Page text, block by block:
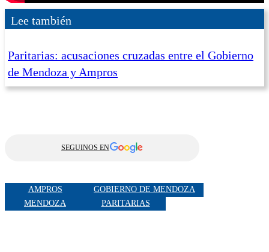
Lee también
Paritarias: acusaciones cruzadas entre el Gobierno
de Mendoza y Ampros
SEGUINOS EN
AMPROS
GOBIERNO DE MENDOZA
MENDOZA
PARITARIAS